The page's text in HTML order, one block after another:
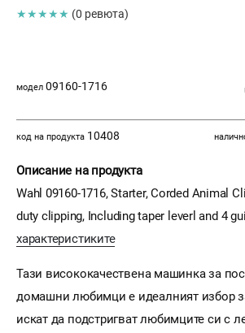
★★★★★ (0 ревюта)
модел 09160-1716
код на продукта 10408
Описание на продукта
Wahl 09160-1716, Starter, Corded Animal
duty clipping, Including taper leverl and 4
характеристиките
Тази висококачествена машинка за
домашни любимци е идеалният избор
искат да подстригват любимците си с